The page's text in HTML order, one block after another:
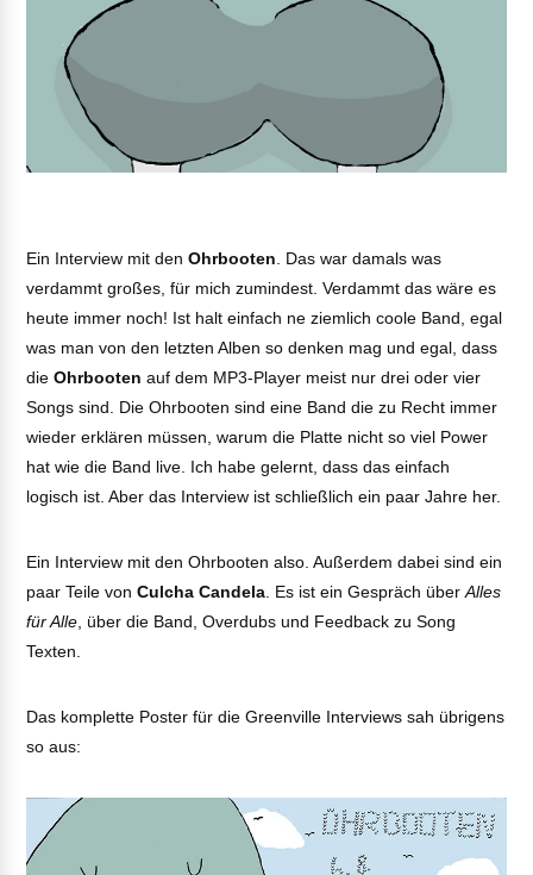
Ein Interview mit denOhrbooten . Das war damals was
verdammt großes, für mich zumindest. Verdammt das wäre es
heute immer noch! Ist halt einfach ne ziemlich coole Band, egal
was man von den letzten Alben so denken mag und egal, dass
dieOhrbooten auf dem MP3-Player meist nur drei oder vier
Songs sind. Die Ohrbooten sind eine Band die zu Recht immer
wieder erklären müssen, warum die Platte nicht so viel Power
hat wie die Band live. Ich habe gelernt, dass das einfach
logisch ist. Aber das Interview ist schließlich ein paar Jahre her.
Ein Interview mit den Ohrbooten also. Außerdem dabei sind ein
paar Teile vonCulcha Candela . Es ist ein Gespräch überAlles
für Alle , über die Band, Overdubs und Feedback zu Song
Texten.
Das komplette Poster für die Greenville Interviews sah übrigens
so aus: